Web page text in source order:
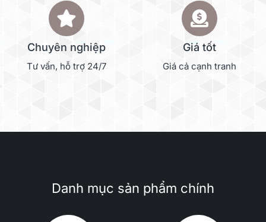
Chuyên nghiệp
Tư vấn, hỗ trợ 24/7
Giá tốt
Giá cả cạnh tranh
Danh mục sản phẩm chính